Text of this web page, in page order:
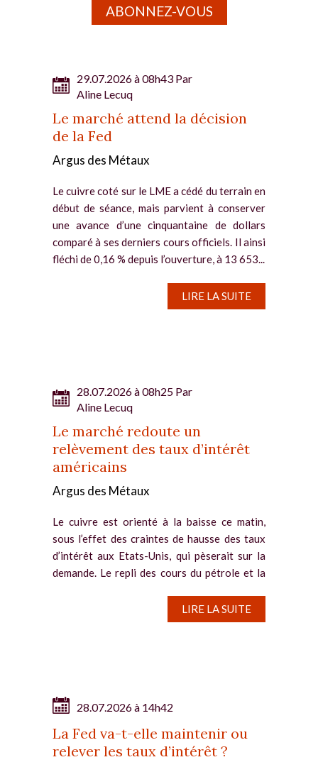
ABONNEZ-VOUS
29.07.2026 à 08h43 Par
Aline Lecuq
Le marché attend la décision
de la Fed
Argus des Métaux
Le cuivre coté sur le LME a cédé du terrain en
début de séance, mais parvient à conserver
une avance d’une cinquantaine de dollars
comparé à ses derniers cours officiels. Il ainsi
fléchi de 0,16 % depuis l’ouverture, à 13 653...
LIRE LA SUITE
28.07.2026 à 08h25 Par
Aline Lecuq
Le marché redoute un
relèvement des taux d’intérêt
américains
Argus des Métaux
Le cuivre est orienté à la baisse ce matin,
sous l’effet des craintes de hausse des taux
d’intérêt aux Etats-Unis, qui pèserait sur la
demande. Le repli des cours du pétrole et la
LIRE LA SUITE
28.07.2026 à 14h42
La Fed va-t-elle maintenir ou
relever les taux d’intérêt ?